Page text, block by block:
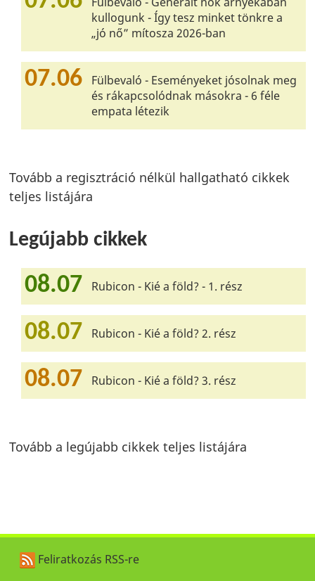
kullogunk - Így tesz minket tönkre a
„jó nő” mítosza 2026-ban
07.06
Fülbevaló - Eseményeket jósolnak meg
és rákapcsolódnak másokra - 6 féle
empata létezik
Tovább a regisztráció nélkül hallgatható cikkek
teljes listájára
Legújabb cikkek
08.07 Rubicon - Kié a föld? - 1. rész
08.07 Rubicon - Kié a föld? 2. rész
08.07 Rubicon - Kié a föld? 3. rész
Tovább a legújabb cikkek teljes listájára
Feliratkozás RSS-re